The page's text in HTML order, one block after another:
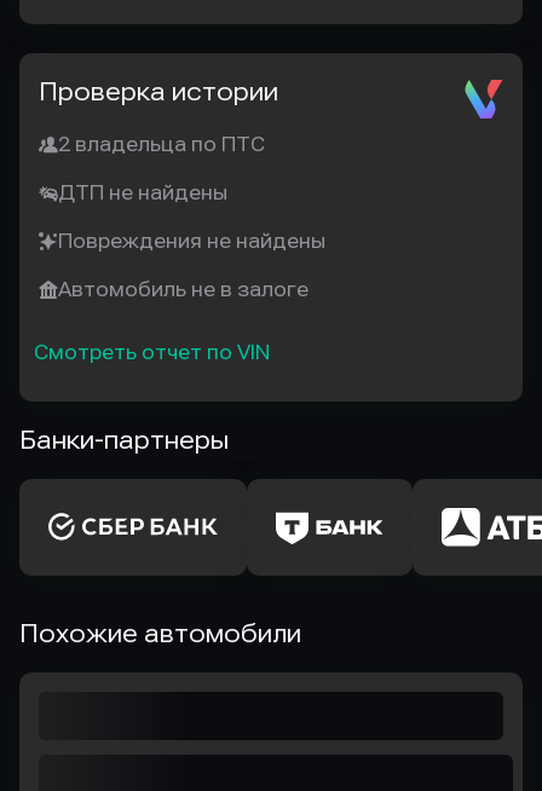
Проверка истории
2 владельца по ПТС
ДТП не найдены
Повреждения не найдены
Автомобиль не в залоге
Смотреть отчет по VIN
Банки-партнеры
Похожие автомобили